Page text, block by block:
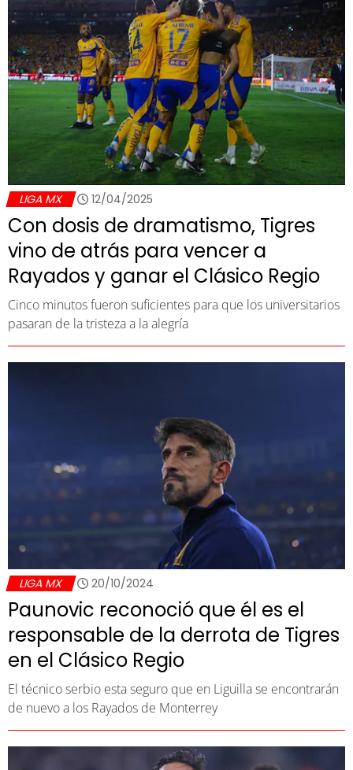
LIGA MX 12/04/2025
Con dosis de dramatismo, Tigres
vino de atrás para vencer a
Rayados y ganar el Clásico Regio
Cinco minutos fueron suficientes para que los universitarios
pasaran de la tristeza a la alegría
LIGA MX 20/10/2024
Paunovic reconoció que él es el
responsable de la derrota de Tigres
en el Clásico Regio
El técnico serbio esta seguro que en Liguilla se encontrarán
de nuevo a los Rayados de Monterrey